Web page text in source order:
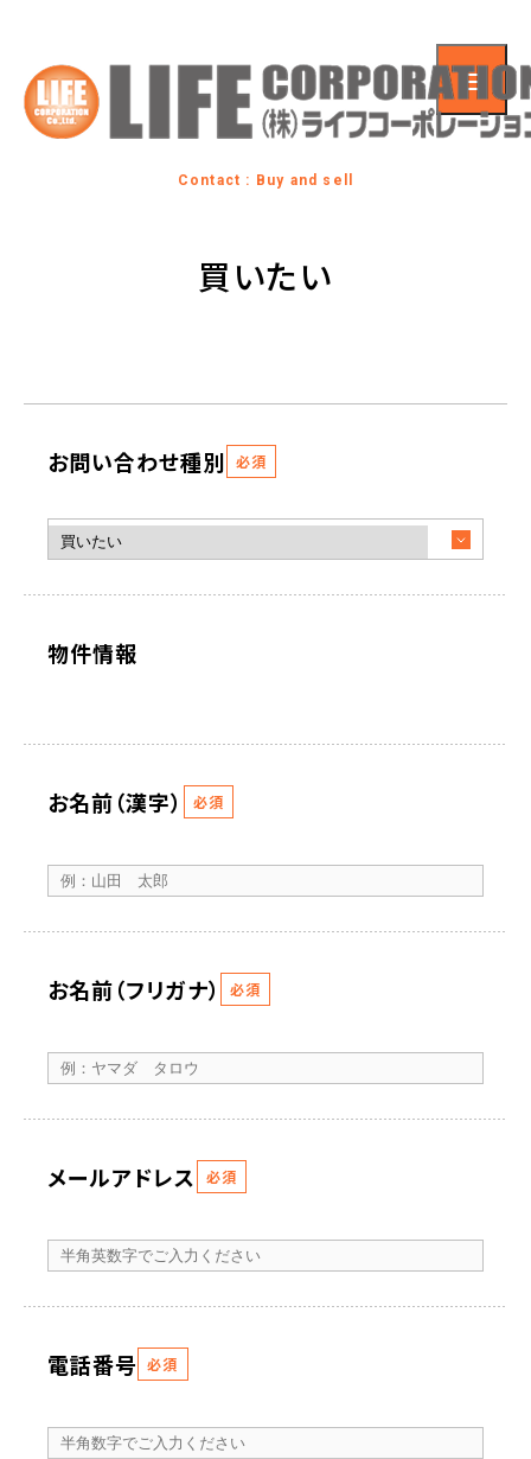
Contact : Buy and sell
買いたい
お問い合わせ種別 必須
物件情報
お名前（漢字） 必須
お名前（フリガナ） 必須
メールアドレス 必須
電話番号 必須